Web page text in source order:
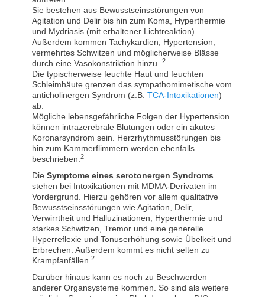
Sie bestehen aus Bewusstseinsstörungen von
Agitation und Delir bis hin zum Koma, Hyperthermie
und Mydriasis (mit erhaltener Lichtreaktion).
Außerdem kommen Tachykardien, Hypertension,
vermehrtes Schwitzen und möglicherweise Blässe
durch eine Vasokonstriktion hinzu. 2
Die typischerweise feuchte Haut und feuchten
Schleimhäute grenzen das sympathomimetische vom
anticholinergen Syndrom (z.B. TCA-Intoxikationen)
ab.
Mögliche lebensgefährliche Folgen der Hypertension
können intrazerebrale Blutungen oder ein akutes
Koronarsyndrom sein. Herzrhythmusstörungen bis
hin zum Kammerflimmern werden ebenfalls
beschrieben.2
Die Symptome eines serotonergen Syndroms
stehen bei Intoxikationen mit MDMA-Derivaten im
Vordergrund. Hierzu gehören vor allem qualitative
Bewusstseinsstörungen wie Agitation, Delir,
Verwirrtheit und Halluzinationen, Hyperthermie und
starkes Schwitzen, Tremor und eine generelle
Hyperreflexie und Tonuserhöhung sowie Übelkeit und
Erbrechen. Außerdem kommt es nicht selten zu
Krampfanfällen.2
Darüber hinaus kann es noch zu Beschwerden
anderer Organsysteme kommen. So sind als weitere